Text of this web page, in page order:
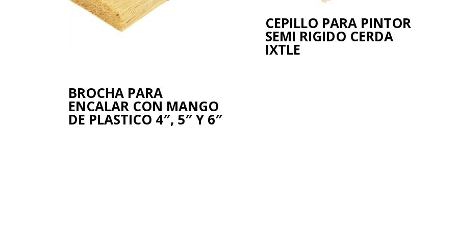
BROCHA PARA
ENCALAR CON MANGO
DE PLASTICO 4″, 5″ Y 6″
CEPILLO PARA PINTOR
SEMI RIGIDO CERDA
IXTLE